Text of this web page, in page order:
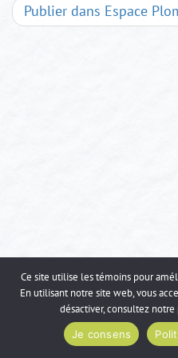
Navigation
Publier dans Espace
Ce site utilise les témoins pour
En utilisant notre site web, vous
désactiver, consultez notre
Je consens